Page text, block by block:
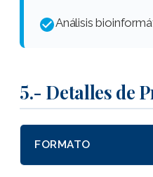
Análisis
5.- Detalles de
FORMATO